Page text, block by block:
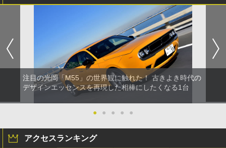
注目の光岡「M55」の世界観に触れた！ 古きよき時代の
デザインエッセンスを再現した相棒にしたくなる1台
● ● ● ● ●
アクセスランキング